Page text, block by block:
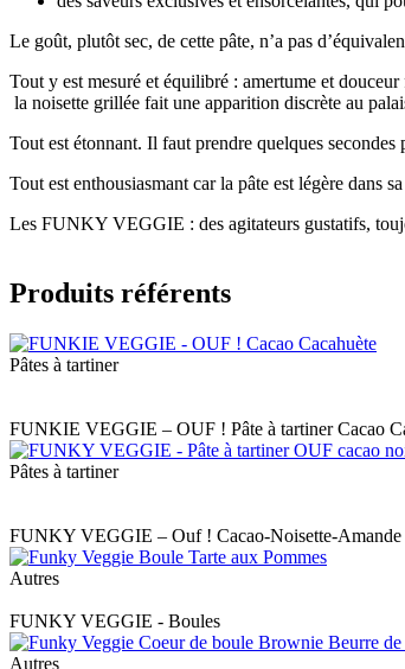
Le goût, plutôt sec, de cette pâte, n’a pas
Tout y est mesuré et équilibré : amertume et
la noisette grillée fait une apparition discrète au
Tout est étonnant. Il faut prendre quelques secondes
Tout est enthousiasmant car la pâte est légère dans
Les FUNKY VEGGIE : des agitateurs gustatifs,
Produits référents
Pâtes à tartiner
FUNKIE VEGGIE – OUF ! Pâte à tartiner Cacao
Pâtes à tartiner
FUNKY VEGGIE – Ouf ! Cacao-Noisette-Amande
Autres
FUNKY VEGGIE - Boules
Autres